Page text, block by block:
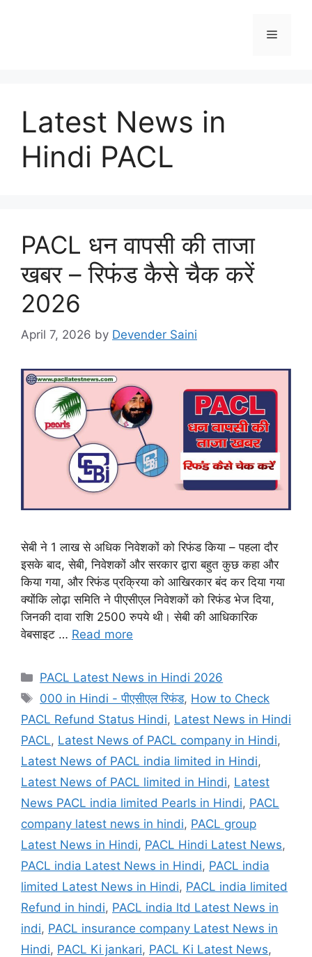
Menu
Latest News in
Hindi PACL
PACL धन वापसी की ताजा
खबर – रिफंड कैसे चैक करें
2026
April 7, 2026 by Devender Saini
सेबी ने 1 लाख से अधिक निवेशकों को रिफंड किया – पहला दौर
इसके बाद, सेबी, निवेशकों और सरकार द्वारा बहुत कुछ कहा और
किया गया, और रिफंड प्रक्रिया को आखिरकार बंद कर दिया गया
क्योंकि लोढ़ा समिति ने पीएसीएल निवेशकों को रिफंड भेज दिया,
जिनकी दावा राशि 2500 रुपये थी। सेबी की आधिकारिक
वेबसाइट … Read more
Categories
PACL Latest News in Hindi 2026
Tags
000 in Hindi - पीएसीएल रिफंड, How to Check
PACL Refund Status Hindi, Latest News in Hindi
PACL, Latest News of PACL company in Hindi,
Latest News of PACL india limited in Hindi,
Latest News of PACL limited in Hindi, Latest
News PACL india limited Pearls in Hindi, PACL
company latest news in hindi, PACL group
Latest News in Hindi, PACL Hindi Latest News,
PACL india Latest News in Hindi, PACL india
limited Latest News in Hindi, PACL india limited
Refund in hindi, PACL india ltd Latest News in
indi, PACL insurance company Latest News in
Hindi, PACL Ki jankari, PACL Ki Latest News,